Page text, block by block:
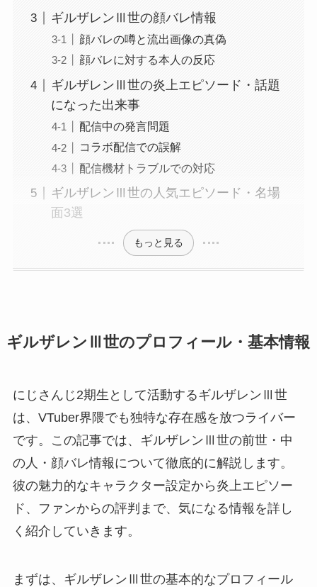
ギルザレンⅢ世の顔バレ情報
顔バレの噂と流出画像の真偽
顔バレに対する本人の反応
ギルザレンⅢ世の炎上エピソード・話題
になった出来事
配信中の発言問題
コラボ配信での誤解
配信機材トラブルでの対応
ギルザレンⅢ世の人気エピソード・名場
面3選
もっと見る
ギルザレンⅢ世のプロフィール・基本情報
にじさんじ2期生として活動するギルザレンⅢ世
は、VTuber界隈でも独特な存在感を放つライバー
です。この記事では、ギルザレンⅢ世の前世・中
の人・顔バレ情報について徹底的に解説します。
彼の魅力的なキャラクター設定から炎上エピソー
ド、ファンからの評判まで、気になる情報を詳し
く紹介していきます。
まずは、ギルザレンⅢ世の基本的なプロフィール